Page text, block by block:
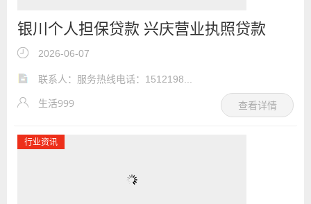
银川个人担保贷款 兴庆营业执照贷款
2026-06-07
联系人：服务热线电话：1512198...
生活999 查看详情
行业资讯